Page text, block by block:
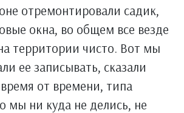
отремонтировали садик,
окна, во общем все везде
территории чисто. Вот мы
ее записывать, сказали
от времени, типа
мы ни куда не делись, не